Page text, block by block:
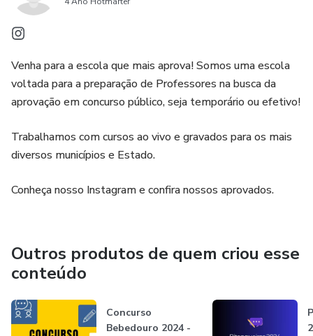
Técnico em Segurança do Trabalho
Período de acesso: 24/11/2024 (1 semana após a prova)
Venha para a escola que mais aprova! Somos uma escola
voltada para a preparação de Professores na busca da
aprovação em concurso público, seja temporário ou efetivo!
Trabalhamos com cursos ao vivo e gravados para os mais
diversos municípios e Estado.
Conheça nosso Instagram e confira nossos aprovados.
Outros produtos de quem criou esse
conteúdo
Concurso
Bebedouro 2024 -